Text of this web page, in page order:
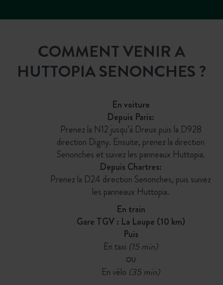
COMMENT VENIR A
HUTTOPIA SENONCHES ?
En voiture
Depuis Paris:
Prenez la N12 jusqu’à Dreux puis la D928
direction Digny. Ensuite, prenez la direction
Senonches et suivez les panneaux Huttopia.
Depuis Chartres:
Prenez la D24 direction Senonches, puis suivez
les panneaux Huttopia.
En train
Gare TGV : La Loupe (10 km)
Puis
En taxi (15 min)
OU
En vélo (35 min)